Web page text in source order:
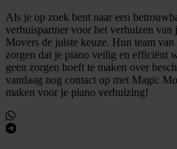
Als je op zoek bent naar een
verhuispartner voor het verhuizen van
Movers de juiste keuze. Hun team
zorgen dat je piano veilig en efficiënt
geen zorgen hoeft te maken over
vandaag nog contact op met Magic
maken voor je piano verhuizing!